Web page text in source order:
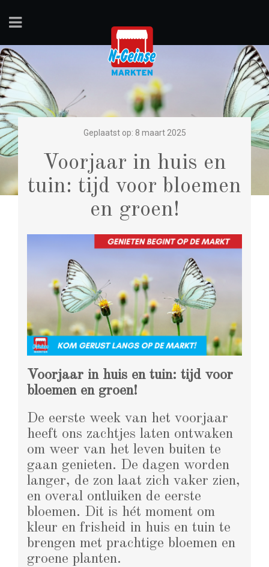
Geplaatst op: 8 maart 2025
Voorjaar in huis en
tuin: tijd voor bloemen
en groen!
Voorjaar in huis en tuin: tijd voor
bloemen en groen!
De eerste week van het voorjaar
heeft ons zachtjes laten ontwaken
om weer van het leven buiten te
gaan genieten. De dagen worden
langer, de zon laat zich vaker zien,
en overal ontluiken de eerste
bloemen. Dit is hét moment om
kleur en frisheid in huis en tuin te
brengen met prachtige bloemen en
groene planten.